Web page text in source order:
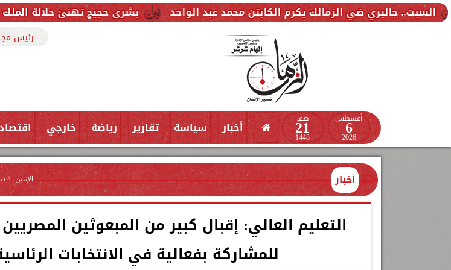
بشرى حجيج تهنئ جلالة الملك محمد السادس ضي الزمالك يكرم الكابتن محمد عبد الواحد
رئيس
أغسطس
6
2026
صفر
21
1448
أخبار سياسة تقارير رياضة خارجي
أخبار الإثنين، 4 ديسمبر 2023
التعليم العالي: إقبال كبير من المبعوثين
للمشاركة بفعالية في الانتخابات